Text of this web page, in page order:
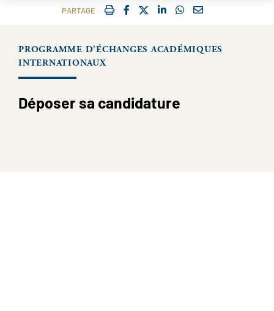
PARTAGE IMPRIMERFACEBOOK
TWITTER
SHARE ON LINKEDIN
SHARE ON
COURRIEL
PROGRAMME D'ÉCHANGES ACADÉMIQUES
INTERNATIONAUX
Déposer sa candidature